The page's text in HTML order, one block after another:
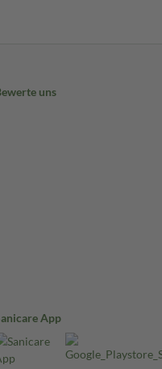
uns
App